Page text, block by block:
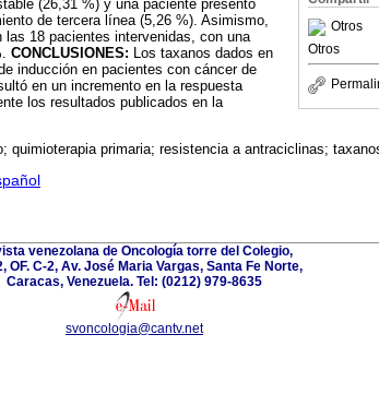
Otros
Otros
(26,31 %) y una paciente presentó
de tercera línea (5,26 %). Asimismo,
18 pacientes intervenidas, con una
CONCLUSIONES: Los taxanos dados en
inducción en pacientes con cáncer de
en un incremento en la respuesta
los resultados publicados en la
quimioterapia primaria; resistencia a antraciclinas;
venezolana de Oncología torre del Colegio,
OF. C-2, Av. José Maria Vargas, Santa Fe Norte,
Caracas, Venezuela. Tel: (0212) 979-8635
svoncologia@cantv.net